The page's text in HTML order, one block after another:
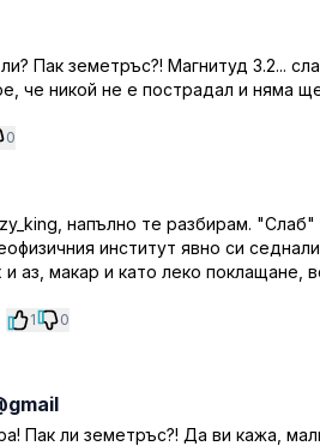
Пак земетръс?! Магнитуд 3.2...
че никой не е пострадал и няма
0
напълно те разбирам. "Слаб"
институт явно си
и аз, макар и като леко поклащане,
1 0
Пак ли земетръс?! Да ви кажа,